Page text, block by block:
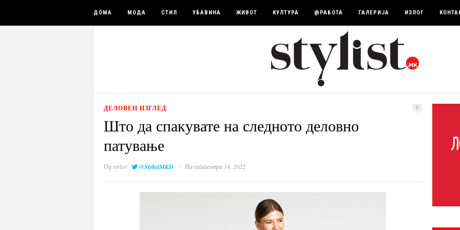
ДОМА МОДА СТИЛ УБАВИНА ЖИВОТ КУЛТУРА @РАБОТА ГАЛЕРИЈА ИЗЛОГ
ДЕЛОВЕН ИЗГЛЕД 0
Што да спакувате на следното деловно
патување
Одstylist @StylistMKD · На септември 14, 2022